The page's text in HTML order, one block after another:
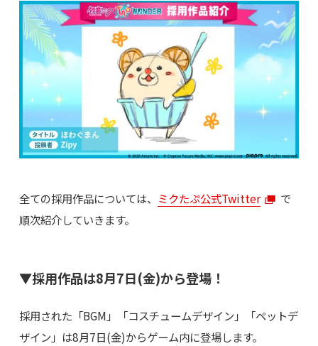
全ての採用作品については、 ミクたぷ公式Twitter
で
順次紹介していきます。
▼採用作品は8月7日(金)から登場！
採用された「BGM」「コスチュームデザイン」「ペットデ
ザイン」は8月7日(金)からゲーム内に登場します。